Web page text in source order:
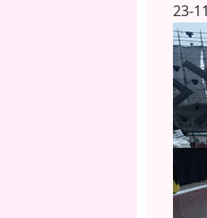
23-